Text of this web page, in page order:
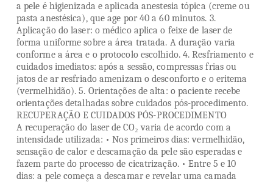
a pele é higienizada e aplicada anestesia tópica (creme ou
pasta anestésica), que age por 40 a 60 minutos. 3.
Aplicação do laser: o médico aplica o feixe de laser de
forma uniforme sobre a área tratada. A duração varia
conforme a área e o protocolo escolhido. 4. Resfriamento e
cuidados imediatos: após a sessão, compressas frias ou
jatos de ar resfriado amenizam o desconforto e o eritema
(vermelhidão). 5. Orientações de alta: o paciente recebe
orientações detalhadas sobre cuidados pós-procedimento.
RECUPERAÇÃO E CUIDADOS PÓS-PROCEDIMENTO
A recuperação do laser de CO₂ varia de acordo com a
intensidade utilizada: • Nos primeiros dias: vermelhidão,
sensação de calor e descamação da pele são esperadas e
fazem parte do processo de cicatrização. • Entre 5 e 10
dias: a pele começa a descamar e revelar uma camada